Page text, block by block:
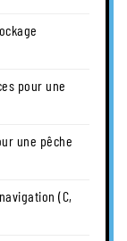
pour une
une pêche
(C,